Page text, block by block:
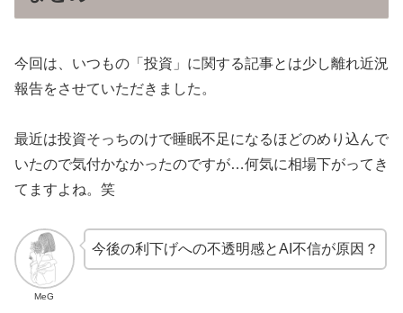
今回は、いつもの「投資」に関する記事とは少し離れ近況
報告をさせていただきました。
最近は投資そっちのけで睡眠不足になるほどのめり込んで
いたので気付かなかったのですが…何気に相場下がってき
てますよね。笑
MeG
今後の利下げへの不透明感とAI不信が原因？